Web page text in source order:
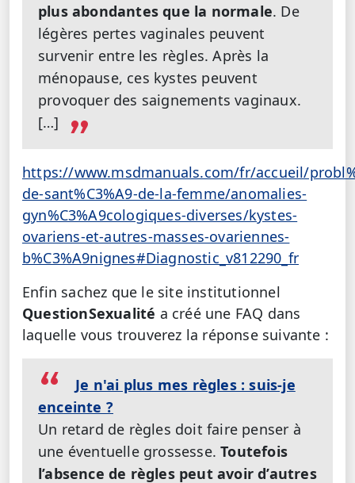
plus abondantes que la normale. De
légères pertes vaginales peuvent
survenir entre les règles. Après la
ménopause, ces kystes peuvent
provoquer des saignements vaginaux.
[…]
https://www.msdmanuals.com/fr/accueil/
de-sant%C3%A9-de-la-femme/anomalies-
gyn%C3%A9cologiques-diverses/kystes-
ovariens-et-autres-masses-ovariennes-
b%C3%A9nignes#Diagnostic_v812290_fr
Enfin sachez que le site institutionnel
QuestionSexualité a créé une FAQ dans
laquelle vous trouverez la réponse suivante :
Je n'ai plus mes règles : suis-je
enceinte ?
Un retard de règles doit faire penser à
une éventuelle grossesse.Toutefois
l’absence de règles peut avoir d’autres